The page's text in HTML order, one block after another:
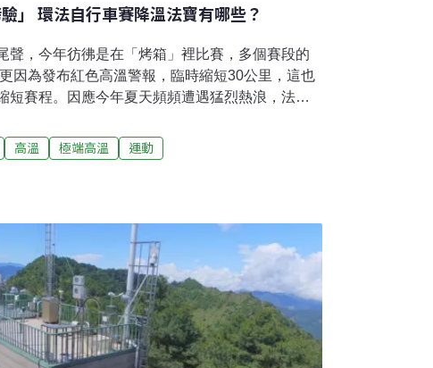
」 環法自行車賽降溫法寶有哪些？
聲，今年彷彿是在「烤箱」裡比賽，多個賽段的
因為發布紅色高溫警報，臨時縮短30公里，這也
短賽程。因應今年夏天頻頻遭遇猛烈熱浪，法國
降溫黑科技」。41°C熱浪衝擊環法環法是三大自
舉辦，比賽期間約一個月，賽段分為四大類：平
陵賽段，從馬勒莫爾（Malemort）至於塞
185.5公里縮短為155.5公里，減少大約30公里，
間騎乘的風險。法國內政部一份文件指出，地方
要發布紅色高溫警報，可自行決定是否取
高溫 極端高溫 運動